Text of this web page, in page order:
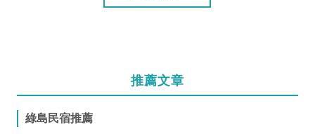
推薦文章
綠島民宿推薦